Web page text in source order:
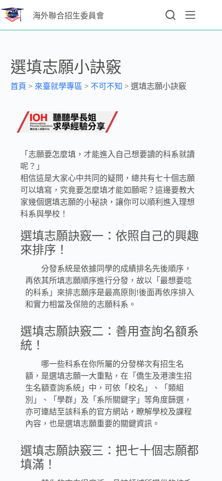
海外聯合招生委員會
選填志願小訣竅
首頁 > 來臺就學專區 > 不可不知 >選填志願小訣竅
「志願要怎麼填，才能進入自己想要讀的科系就讀
呢？」
相信這是大家心中共同的疑問，總共有七十個志願
可以填寫，究竟要怎麼填才能如願呢？這邊要教大
家幾個選填志願的小秘訣，讓你可以順利進入理想
科系與學校！
選填志願訣竅一：依照自己的興趣
來排序！
分發系統是依據同學的成績排名先後順序，
再依其所填志願順序進行分發，故以「最想要唸
的科系」來排志願序是最高原則!後面再依序排入
和實力相當及保險的志願科系。
選填志願訣竅二：善用查詢名額系
統！
哪一些科系在你所屬的分發梯次有招生名
額，是選填志願一大重點，在「僑生及港澳生招
生名額查詢系統」中，可依「校名」、「類組
別」、「學群」及「系所關鍵字」等角度篩選，
亦可連結至該科系的官方網站，瞭解學校及課程
內容，也是選填志願重要的關鍵資訊。
選填志願訣竅三：把七十個志願都
填滿！